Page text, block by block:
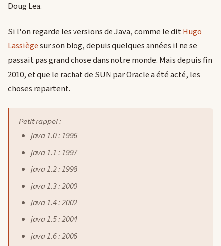
Doug Lea.
Si l'on regarde les versions de Java, comme le ditHugo
Lassiègesur son blog, depuis quelques années il ne se
passait pas grand chose dans notre monde. Mais depuis fin
2010, et que le rachat de SUN par Oracle a été acté, les
choses repartent.
Petit rappel :
java 1.0 : 1996
java 1.1 : 1997
java 1.2 : 1998
java 1.3 : 2000
java 1.4 : 2002
java 1.5 : 2004
java 1.6 : 2006